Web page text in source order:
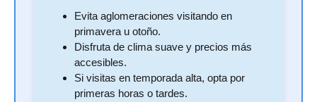
Evita aglomeraciones visitando en
primavera u otoño.
Disfruta de clima suave y precios más
accesibles.
Si visitas en temporada alta, opta por
primeras horas o tardes.